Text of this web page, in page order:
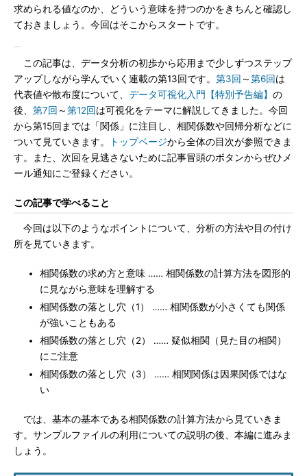
求められる値なのか、どういう意味を持つのかをきちんと確認し
ておきましょう。今回はそこからスタートです。
この記事は、データ分析の初歩から応用まで少しずつステップ
アップしながら学んでいく連載の第13回です。 第3回 ～第6回は
代表値や散布度について、 データ可視化入門【特別予告編】 の
後、 第7回 ～第12回は可視化をテーマに解説してきました。今回
から第15回までは「関係」に注目し、相関係数や回帰分析などに
ついて見ていきます。
トップページから全体の目次が参照できま
す。また、次回を見逃さないために記事冒頭のボタンからぜひメ
ール通知にご登録ください。
この記事で学べること
今回は以下のようなポイントについて、分析の方法や目の付け
所を見ていきます。
相関係数の求め方と意味 …… 相関係数の計算方法を図形的
に見ながら意味を理解する
相関係数の落とし穴（1） …… 相関係数が小さくても関係
が強いこともある
相関係数の落とし穴（2） …… 疑似相関（見た目の相関）
にご注意
相関係数の落とし穴（3） …… 相関関係は因果関係ではな
い
では、基本の基本である相関係数の計算方法から見ていきま
す。サンプルファイルの利用についての説明の後、本編に進みま
しょう。